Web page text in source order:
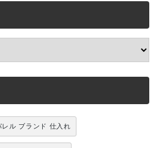
レル ブランド 仕入れ